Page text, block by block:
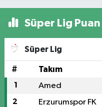
Süper Lig
Süper Lig
# Takım
1 Amed
2 Erzurumspor FK